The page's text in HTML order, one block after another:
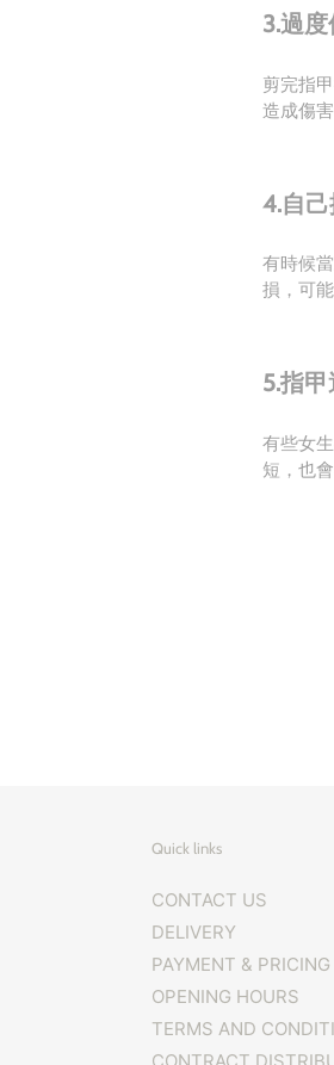
3.過
剪完指
造成傷
4.自
有時候
損，可
5.指
有些女
短，也
Quick links
CONTACT US
DELIVERY
PAYMENT & PRICING
OPENING HOURS
TERMS AND